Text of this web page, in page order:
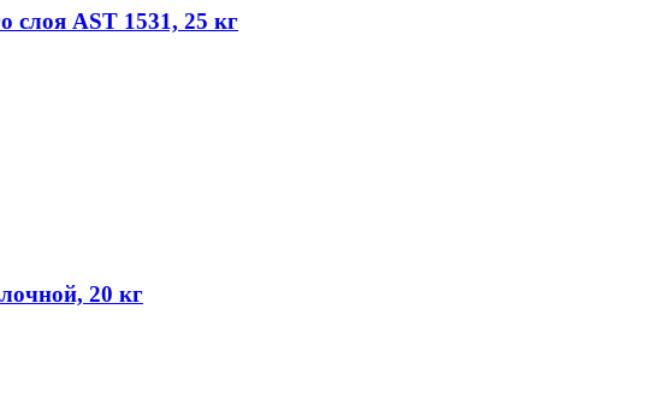
слоя AST 1531, 25 кг
20 кг